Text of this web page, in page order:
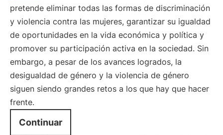
pretende eliminar todas las formas de discriminación
y violencia contra las mujeres, garantizar su igualdad
de oportunidades en la vida económica y política y
promover su participación activa en la sociedad. Sin
embargo, a pesar de los avances logrados, la
desigualdad de género y la violencia de género
siguen siendo grandes retos a los que hay que hacer
frente.
Continuar